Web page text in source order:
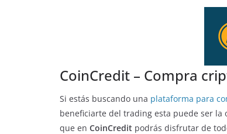
CoinCredit – Compra
Si estás buscando una plataforma para
beneficiarte del trading esta puede ser la
que en CoinCredit podrás disfrutar de